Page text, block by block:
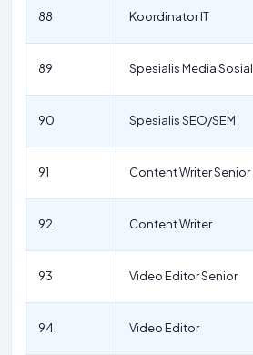
88 Koordinator IT
89 Spesialis Media Sosial
90 Spesialis SEO/SEM
91 Content Writer Senior
92 Content Writer
93 Video Editor Senior
94 Video Editor